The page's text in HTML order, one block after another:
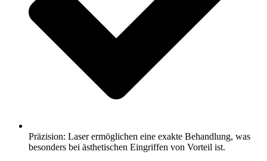
Präzision: Laser ermöglichen eine exakte Behandlung, was
besonders bei ästhetischen Eingriffen von Vorteil ist.